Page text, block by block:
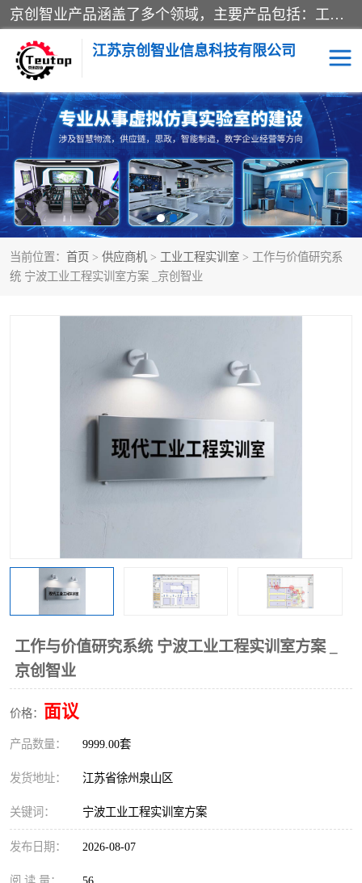
京创智业产品涵盖了多个领域，主要产品包括：工业4.0生产线解决方案，智慧物流综合实训室，教学设备与实验室建设，虚拟仿真实验室等。公司将秉持“创新、执着、诚信、共赢”的理念，以“将服务当作使命”为核心价值观，致力于为客户创造价值，与客户、合作伙伴和员工共同成长。
江苏京创智业信息科技有限公司
当前位置： 首页 > 供应商机 > 工业工程实训室 > 工作与价值研究系
统 宁波工业工程实训室方案 _京创智业
工作与价值研究系统 宁波工业工程实训室方案 _
京创智业
价格： 面议
产品数量： 9999.00套
发货地址： 江苏省徐州泉山区
关键词： 宁波工业工程实训室方案
发布日期： 2026-08-07
VR物流实训 低碳供应链
生产系统仿真 冷链物流
供应链管理 思政
智慧零售实训 智能制造
工业工程实训室